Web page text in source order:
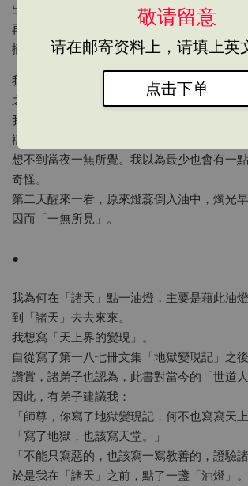
敬请留意
请在邮寄资料上，请填上英
点击下单
出版日期：2007/02/01
再版日期：2020/11
摘要說明：
我自家的壇城，除了「佛」、「菩薩」、「緣
之外。尚供有金剛神、護法神、空行、諸天。
我有一天，在「諸天」前供奉一油燈。向著「
禱。
想不到當夜一無所覺。我以為最少也會有一
奇怪。
第二天醒來一看，原來燈蕊倒入油中，燭光早
因而「一無所見」。
●
我為何在「諸天」點一油燈，主要是藉此油
到「諸天」去去來來。
我想寫「天上界的變現」。
自從寫了第一八七冊文集「地獄變現記」之
讚賞，諸弟子也認為，此書對當今的「世道人
因此，有弟子建議我：
「師尊，你寫了地獄變現記，何不也寫寫天
「寫了地獄，也該寫天堂。」
「不能只寫惡的，也該寫一寫教善的，證驗
於是我在「諸天」之前，點了一盞「油燈」。